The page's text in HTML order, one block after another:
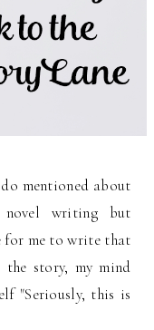
mentioned about
novel writing but
for me to write that
the story, my mind
"Seriously, this is